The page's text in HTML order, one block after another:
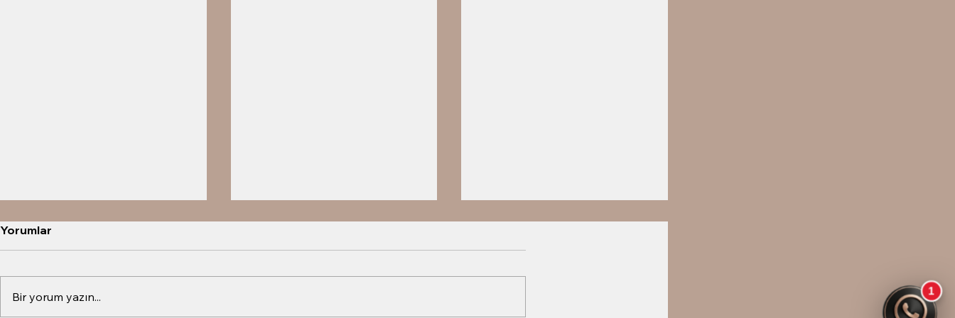
Yorumlar
Bir yorum yazın...